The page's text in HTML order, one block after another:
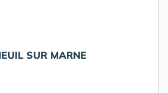
SUR MARNE